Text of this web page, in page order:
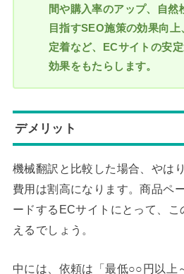
間や購入率のアップ、自然
目指すSEO施策の効果向
定着など、ECサイトの安
効果をもたらします。
デメリット
機械翻訳と比較した場合、やは
費用は割高になります。商品ペ
ードするECサイトにとって、
えるでしょう。
中には、依頼は「最低○○円以上